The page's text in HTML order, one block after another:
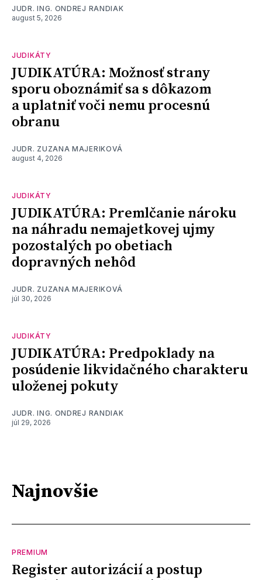
JUDR. ING. ONDREJ RANDIAK
august 5, 2026
JUDIKÁTY
JUDIKATÚRA: Možnosť strany
sporu oboznámiť sa s dôkazom
a uplatniť voči nemu procesnú
obranu
JUDR. ZUZANA MAJERIKOVÁ
august 4, 2026
JUDIKÁTY
JUDIKATÚRA: Premlčanie nároku
na náhradu nemajetkovej ujmy
pozostalých po obetiach
dopravných nehôd
JUDR. ZUZANA MAJERIKOVÁ
júl 30, 2026
JUDIKÁTY
JUDIKATÚRA: Predpoklady na
posúdenie likvidačného charakteru
uloženej pokuty
JUDR. ING. ONDREJ RANDIAK
júl 29, 2026
Najnovšie
PREMIUM
Register autorizácií a postup